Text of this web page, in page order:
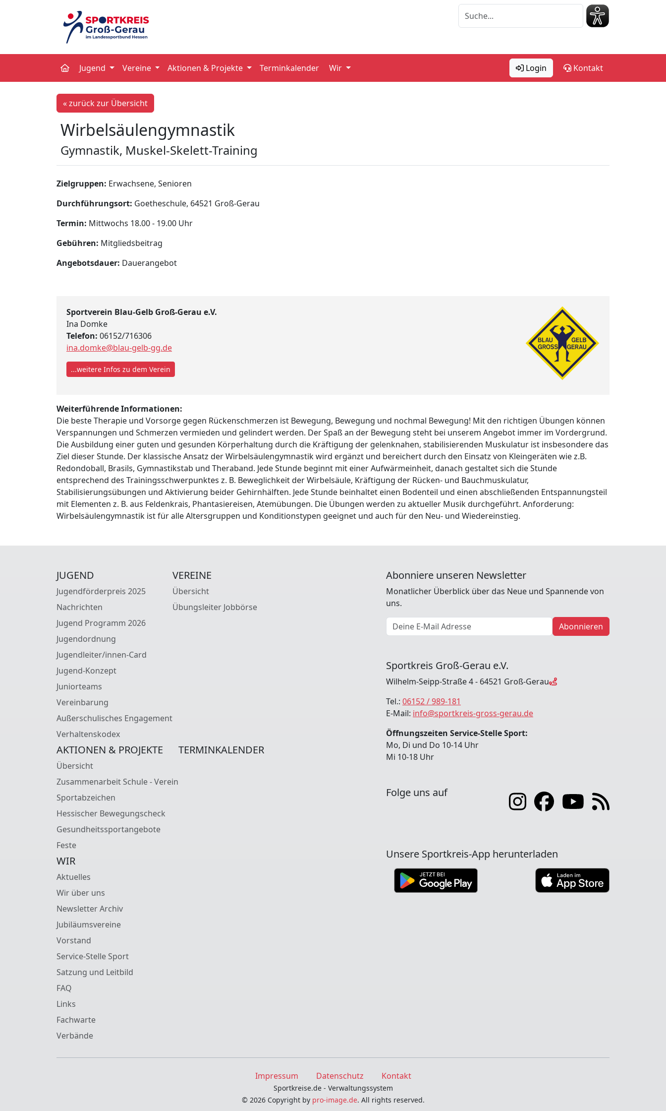
Jugend Vereine Aktionen & Projekte Terminkalender Wir Login Kontakt
« zurück zur Übersicht
Wirbelsäulengymnastik
Gymnastik, Muskel-Skelett-Training
Zielgruppen: Erwachsene, Senioren
Durchführungsort: Goetheschule, 64521 Groß-Gerau
Termin: Mittwochs 18.00 - 19.00 Uhr
Gebühren: Mitgliedsbeitrag
Angebotsdauer: Dauerangebot
Sportverein Blau-Gelb Groß-Gerau e.V.
Ina Domke
Telefon: 06152/716306
ina.domke@blau-gelb-gg.de
...weitere Infos zu dem Verein
Weiterführende Informationen:
Die beste Therapie und Vorsorge gegen Rückenschmerzen ist Bewegung, Bewegung und nochmal Bewegung! Mit den richtigen Übungen können
Verspannungen und Schmerzen vermieden und gelindert werden. Der Spaß an der Bewegung steht bei unserem Angebot immer im Vordergrund.
Die Ausbildung einer guten und gesunden Körperhaltung durch die Kräftigung der gelenknahen, stabilisierenden Muskulatur ist insbesondere das
Ziel dieser Stunde. Der klassische Ansatz der Wirbelsäulengymnastik wird ergänzt und bereichert durch den Einsatz von Kleingeräten wie z.B.
Redondoball, Brasils, Gymnastikstab und Theraband. Jede Stunde beginnt mit einer Aufwärmeinheit, danach gestaltet sich die Stunde
entsprechend des Trainingsschwerpunktes z. B. Beweglichkeit der Wirbelsäule, Kräftigung der Rücken- und Bauchmuskulatur,
Stabilisierungsübungen und Aktivierung beider Gehirnhälften. Jede Stunde beinhaltet einen Bodenteil und einen abschließenden Entspannungsteil
mit Elementen z. B. aus Feldenkrais, Phantasiereisen, Atemübungen. Die Übungen werden zu aktueller Musik durchgeführt. Anforderung:
Wirbelsäulengymnastik ist für alle Altersgruppen und Konditionstypen geeignet und auch für den Neu- und Wiedereinstieg.
JUGEND
Jugendförderpreis 2025
Nachrichten
Jugend Programm 2026
Jugendordnung
Jugendleiter/innen-Card
Jugend-Konzept
Juniorteams
Vereinbarung
Außerschulisches Engagement
Verhaltenskodex
VEREINE
Übersicht
Übungsleiter Jobbörse
AKTIONEN & PROJEKTE
Übersicht
Zusammenarbeit Schule - Verein
Sportabzeichen
Hessischer Bewegungscheck
Gesundheitssportangebote
Feste
TERMINKALENDER
WIR
Aktuelles
Wir über uns
Newsletter Archiv
Jubiläumsvereine
Vorstand
Service-Stelle Sport
Satzung und Leitbild
FAQ
Links
Fachwarte
Verbände
Abonniere unseren Newsletter
Monatlicher Überblick über das Neue und Spannende von
uns.
E-Mail Adresse
Abonnieren
Sportkreis Groß-Gerau e.V.
Wilhelm-Seipp-Straße 4 - 64521 Groß-Gerau
Tel.: 06152 / 989-181
E-Mail: info@sportkreis-gross-gerau.de
Öffnungszeiten Service-Stelle Sport:
Mo, Di und Do 10-14 Uhr
Mi 10-18 Uhr
Folge uns auf
Unsere Sportkreis-App herunterladen
Impressum Datenschutz Kontakt
Sportkreise.de - Verwaltungssystem
© 2026 Copyright by pro-image.de. All rights reserved.